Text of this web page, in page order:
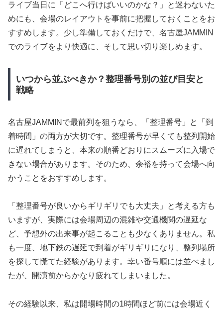
ライブ当日に「どこへ行けばいいのかな？」と迷わないた
めにも、会場のレイアウトを事前に把握しておくことをお
すすめします。少し準備しておくだけで、名古屋JAMMIN
でのライブをより快適に、そして思い切り楽しめます。
いつから並ぶべきか？整理番号別の並び目安と
戦略
名古屋JAMMINで最前列を狙うなら、「整理番号」と「到
着時間」の両方が大切です。整理番号が早くても整列開始
に遅れてしまうと、本来の順番どおりにスムーズに入場で
きない場合があります。そのため、余裕を持って会場へ向
かうことをおすすめします。
「整理番号が良いからギリギリでも大丈夫」と考える方も
いますが、実際には会場周辺の混雑や交通機関の遅延な
ど、予想外の出来事が起こることも少なくありません。私
も一度、地下鉄の遅延で到着がギリギリになり、整列場所
を探して慌てた経験があります。幸い番号順には並べまし
たが、開演前からかなり疲れてしまいました。
その経験以来、私は開場時間の1時間ほど前には会場近く